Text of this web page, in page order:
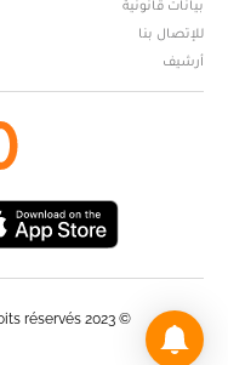
بيانات قانونية
للإتصال بنا
أرشيف
© Web News / le360.ma / Tous droits réservés 2023